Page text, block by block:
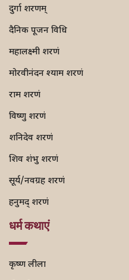
दुर्गा शरणम्
दैनिक पूजन विधि
महालक्ष्मी शरणं
मोरवीनंदन श्याम शरणं
राम शरणं
विष्णु शरणं
शनिदेव शरणं
शिव शंभु शरणं
सूर्य/नवग्रह शरणं
हनुमद् शरणं
धर्म कथाएं
कृष्ण लीला